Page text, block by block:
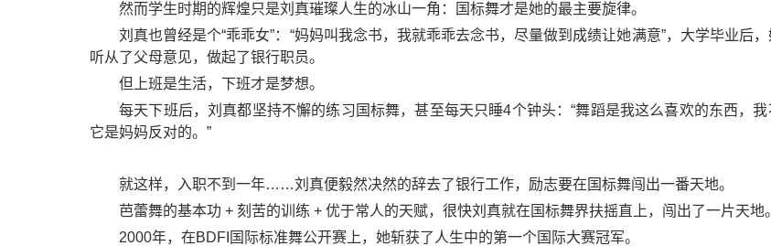
然而学生时期的辉煌只是刘真璀璨人生的冰山一角：国标舞才是她的最主要旋律。
刘真也曾经是个“乖乖女”：“妈妈叫我念书，我就乖乖去念书，尽量做到成绩让她满意”，大学毕业后
听从了父母意见，做起了银行职员。
但上班是生活，下班才是梦想。
每天下班后，刘真都坚持不懈的练习国标舞，甚至每天只睡4个钟头：“舞蹈是我这么喜欢的东西，我
它是妈妈反对的。”
就这样，入职不到一年……刘真便毅然决然的辞去了银行工作，励志要在国标舞闯出一番天地。
芭蕾舞的基本功 + 刻苦的训练 + 优于常人的天赋，很快刘真就在国标舞界扶摇直上，闯出了一片天地。
2000年，在BDFI国际标准舞公开赛上，她斩获了人生中的第一个国际大赛冠军。